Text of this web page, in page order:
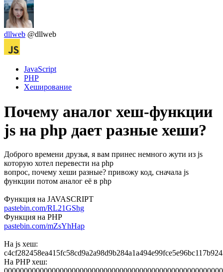
dllweb @dllweb
JavaScript
PHP
Хеширование
Почему аналог хеш-функции
js на php дает разные хеши?
Доброго времени друзья, я вам принес немного жути из js
которую хотел перевести на php
вопрос, почему хеши разные? привожу код, сначала js
функции потом аналог её в php
Функция на JAVASCRIPT
pastebin.com/RL21GShg
Функция на PHP
pastebin.com/mZsYhHap
На js хеш:
На PHP хеш: